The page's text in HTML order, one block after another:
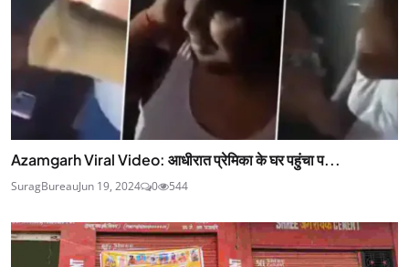
Azamgarh Viral Video: आधीरात प्रेमिका के घर पहुंचा प...
SuragBureauJun 19, 2024 0 544